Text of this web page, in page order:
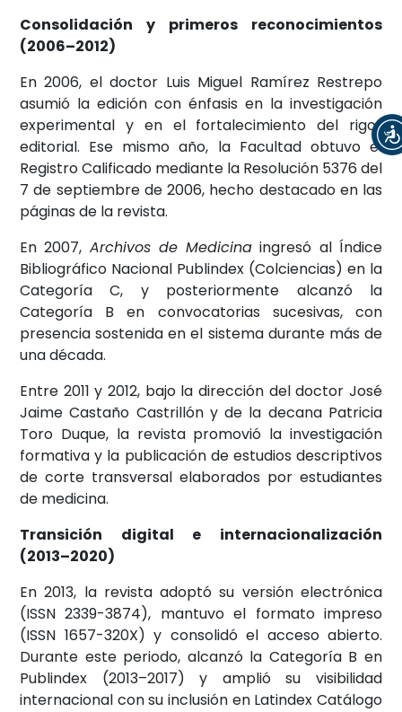
Consolidación y primeros reconocimientos
(2006–2012)
En 2006, el doctor Luis Miguel Ramírez Restrepo
asumió la edición con énfasis en la investigación
experimental y en el fortalecimiento del rigor
editorial. Ese mismo año, la Facultad obtuvo el
Registro Calificado mediante la Resolución 5376 del
7 de septiembre de 2006, hecho destacado en las
páginas de la revista.
En 2007, Archivos de Medicina ingresó al Índice
Bibliográfico Nacional Publindex (Colciencias) en la
Categoría C, y posteriormente alcanzó la
Categoría B en convocatorias sucesivas, con
presencia sostenida en el sistema durante más de
una década.
Entre 2011 y 2012, bajo la dirección del doctor José
Jaime Castaño Castrillón y de la decana Patricia
Toro Duque, la revista promovió la investigación
formativa y la publicación de estudios descriptivos
de corte transversal elaborados por estudiantes
de medicina.
Transición digital e internacionalización
(2013–2020)
En 2013, la revista adoptó su versión electrónica
(ISSN 2339-3874), mantuvo el formato impreso
(ISSN 1657-320X) y consolidó el acceso abierto.
Durante este periodo, alcanzó la Categoría B en
Publindex (2013–2017) y amplió su visibilidad
internacional con su inclusión en Latindex Catálogo